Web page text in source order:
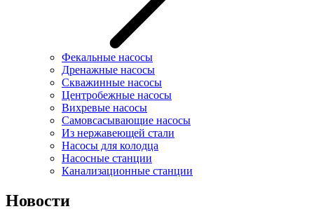
Фекальные насосы
Дренажные насосы
Скважинные насосы
Центробежные насосы
Вихревые насосы
Самовсасывающие насосы
Из нержавеющей стали
Насосы для колодца
Насосные станции
Канализационные станции
Новости